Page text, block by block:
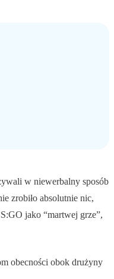
w niewerbalny sposób
zrobiło absolutnie nic,
jako “martwej grze”,
obecności obok drużyny